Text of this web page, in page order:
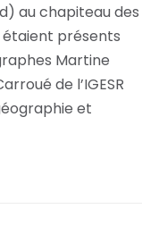
au chapiteau des
étaient présents
Martine
de l’IGESR
et